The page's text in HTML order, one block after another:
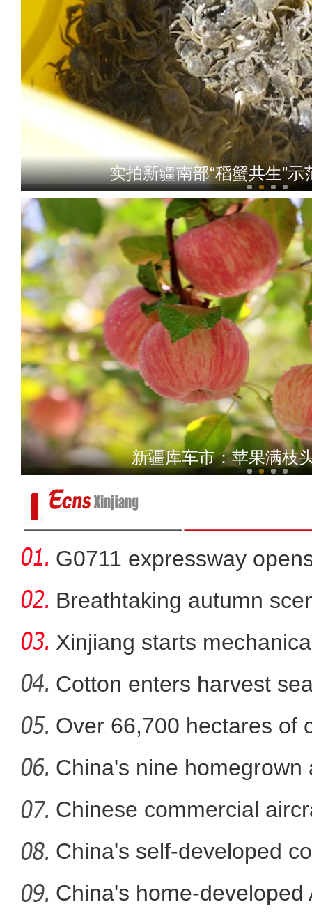
实拍新疆南部“稻蟹共生”
《上海古丽》男主米热：上
斑斓秋色怡人 油画般风
新疆库车市：苹果满枝
G0711 expressway
Breathtaking autumn
in
Xinjiang starts
Cotton enters harvest
Over 66,700 hectares of
mech
China's nine homegrown
in
Chinese commercial
fli
China's self-developed
co
China's home-